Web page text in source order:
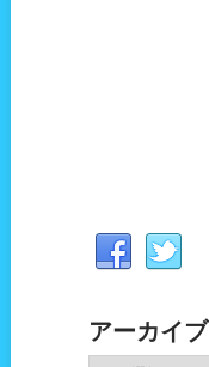
アーカイブ